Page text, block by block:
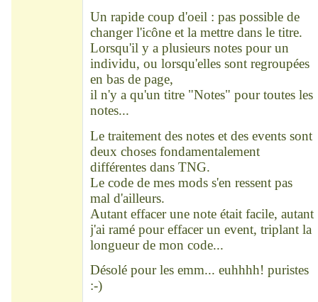
Un rapide coup d'oeil : pas possible de
changer l'icône et la mettre dans le titre.
Lorsqu'il y a plusieurs notes pour un
individu, ou lorsqu'elles sont regroupées
en bas de page,
il n'y a qu'un titre "Notes" pour toutes les
notes...
Le traitement des notes et des events sont
deux choses fondamentalement
différentes dans TNG.
Le code de mes mods s'en ressent pas
mal d'ailleurs.
Autant effacer une note était facile, autant
j'ai ramé pour effacer un event, triplant la
longueur de mon code...
Désolé pour les emm... euhhhh! puristes
:-)